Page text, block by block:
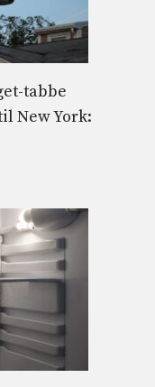
tabbe
New York: